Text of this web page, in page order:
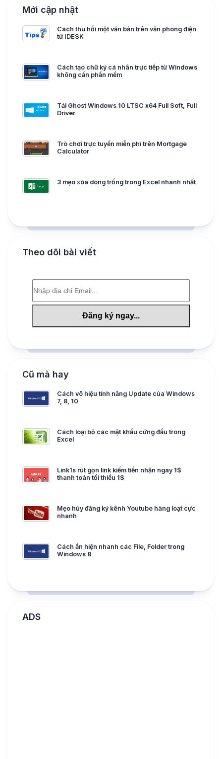
Mới cập nhật
Cách thu hồi một văn bản trên văn phòng điện
tử IDESK
Cách tạo chữ ký cá nhân trực tiếp từ Windows
không cần phần mềm
Tải Ghost Windows 10 LTSC x64 Full Soft, Full
Driver
Trò chơi trực tuyến miễn phí trên Mortgage
Calculator
3 mẹo xóa dòng trống trong Excel nhanh nhất
Theo dõi bài viết
Cũ mà hay
Cách vô hiệu tính năng Update của Windows
7, 8, 10
Cách loại bỏ các mật khẩu cứng đầu trong
Excel
Link1s rút gọn link kiếm tiền nhận ngay 1$
thanh toán tối thiểu 1$
Mẹo hủy đăng ký kênh Youtube hàng loạt cực
nhanh
Cách ẩn hiện nhanh các File, Folder trong
Windows 8
ADS